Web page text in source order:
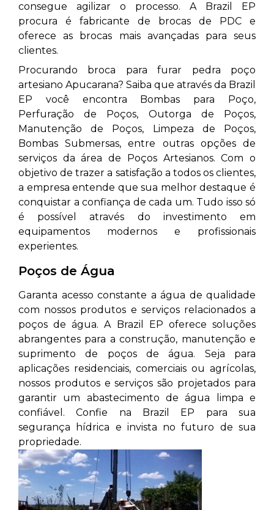
consegue agilizar o processo. A Brazil EP
procura é fabricante de brocas de PDC e
oferece as brocas mais avançadas para seus
clientes.
Procurando broca para furar pedra poço
artesiano Apucarana? Saiba que através da Brazil
EP você encontra Bombas para Poço,
Perfuração de Poços, Outorga de Poços,
Manutenção de Poços, Limpeza de Poços,
Bombas Submersas, entre outras opções de
serviços da área de Poços Artesianos. Com o
objetivo de trazer a satisfação a todos os clientes,
a empresa entende que sua melhor destaque é
conquistar a confiança de cada um. Tudo isso só
é possível através do investimento em
equipamentos modernos e profissionais
experientes.
Poços de Água
Garanta acesso constante a água de qualidade
com nossos produtos e serviços relacionados a
poços de água. A Brazil EP oferece soluções
abrangentes para a construção, manutenção e
suprimento de poços de água. Seja para
aplicações residenciais, comerciais ou agrícolas,
nossos produtos e serviços são projetados para
garantir um abastecimento de água limpa e
confiável. Confie na Brazil EP para sua
segurança hídrica e invista no futuro de sua
propriedade.